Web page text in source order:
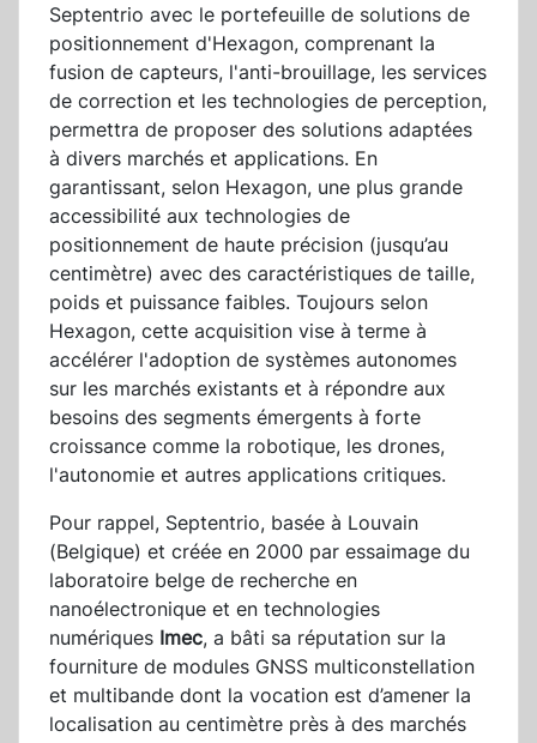
Septentrio avec le portefeuille de solutions de
positionnement d'Hexagon, comprenant la
fusion de capteurs, l'anti-brouillage, les services
de correction et les technologies de perception,
permettra de proposer des solutions adaptées
à divers marchés et applications. En
garantissant, selon Hexagon, une plus grande
accessibilité aux technologies de
positionnement de haute précision (jusqu’au
centimètre) avec des caractéristiques de taille,
poids et puissance faibles. Toujours selon
Hexagon, cette acquisition vise à terme à
accélérer l'adoption de systèmes autonomes
sur les marchés existants et à répondre aux
besoins des segments émergents à forte
croissance comme la robotique, les drones,
l'autonomie et autres applications critiques.
Pour rappel, Septentrio, basée à Louvain
(Belgique) et créée en 2000 par essaimage du
laboratoire belge de recherche en
nanoélectronique et en technologies
numériques Imec, a bâti sa réputation sur la
fourniture de modules GNSS multiconstellation
et multibande dont la vocation est d’amener la
localisation au centimètre près à des marchés